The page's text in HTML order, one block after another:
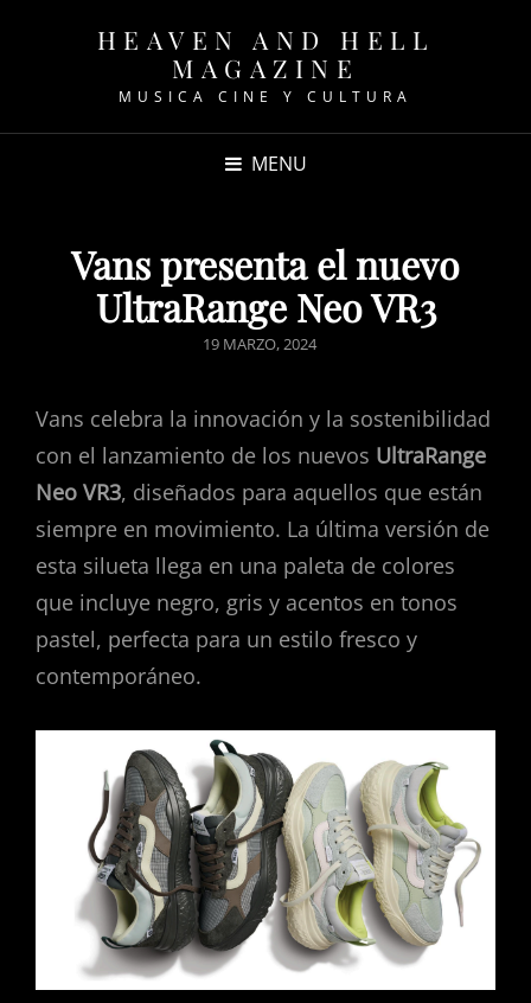
HEAVEN AND HELL
MAGAZINE
MUSICA CINE Y CULTURA
MENU
Vans presenta el nuevo
UltraRange Neo VR3
POSTED
19 MARZO, 2024
Vans celebra la innovación y la sostenibilidad
con el lanzamiento de los nuevos UltraRange
Neo VR3, diseñados para aquellos que están
siempre en movimiento. La última versión de
esta silueta llega en una paleta de colores
que incluye negro, gris y acentos en tonos
pastel, perfecta para un estilo fresco y
contemporáneo.